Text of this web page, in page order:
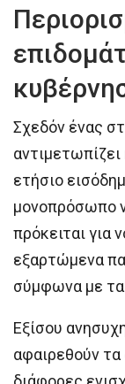
Σχεδόν ένας
ετήσιο
μονοπρόσωπο
πρόκειται για
εξαρτώμενα
σύμφωνα με τα
Εξίσου
αφαιρεθούν τα